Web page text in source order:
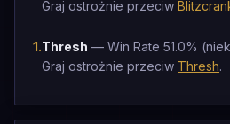
Graj ostrożnie przeciw
1.Thresh — Win Rate 51.0%
Graj ostrożnie przeciw Thresh.